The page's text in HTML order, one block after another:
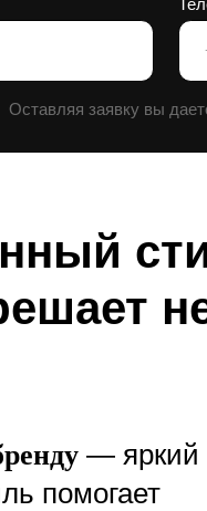
— яркий
помогает